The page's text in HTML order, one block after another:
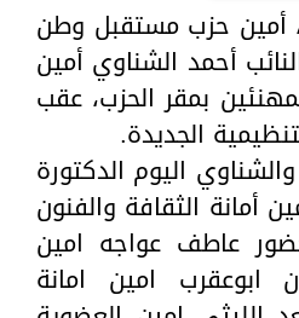
أمين حزب مستقبل وطن
أحمد الشناوي أمين
بمقر الحزب، عقب
الجديدة.
اليوم الدكتورة
أمانة الثقافة والفنون
عاطف عواجه امين
ابوعقرب امين امانة